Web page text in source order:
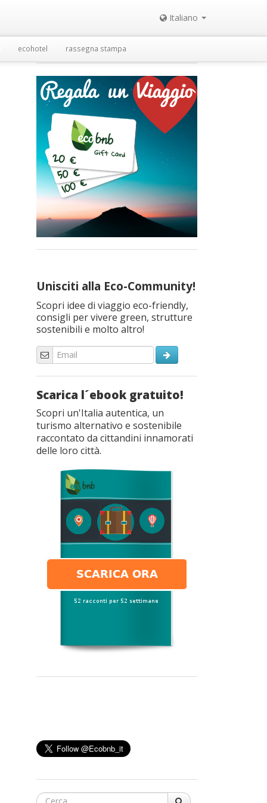
Italiano
ecohotel rassegna stampa
Unisciti alla Eco-Community!
Scopri idee di viaggio eco-friendly,
consigli per vivere green, strutture
sostenibili e molto altro!
Scarica l´ebook gratuito!
Scopri un'Italia autentica, un
turismo alternativo e sostenibile
raccontato da cittandini innamorati
delle loro città.
Cerca